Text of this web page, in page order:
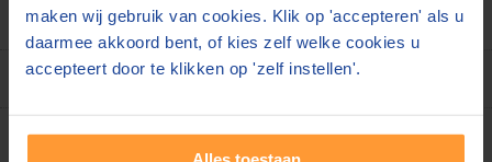
maken wij gebruik van cookies. Klik op 'accepteren' als u
daarmee akkoord bent, of kies zelf welke cookies u
accepteert door te klikken op 'zelf instellen'.
Disclaimer
Algemene voorwaarden
Contact